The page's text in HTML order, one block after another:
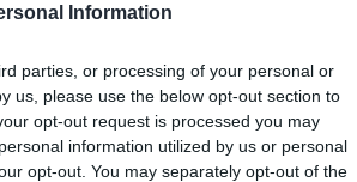
Information
parties, or processing of your personal or
us, please use the below opt-out section to
opt-out request is processed you may
information utilized by us or personal
opt-out. You may separately opt-out of the